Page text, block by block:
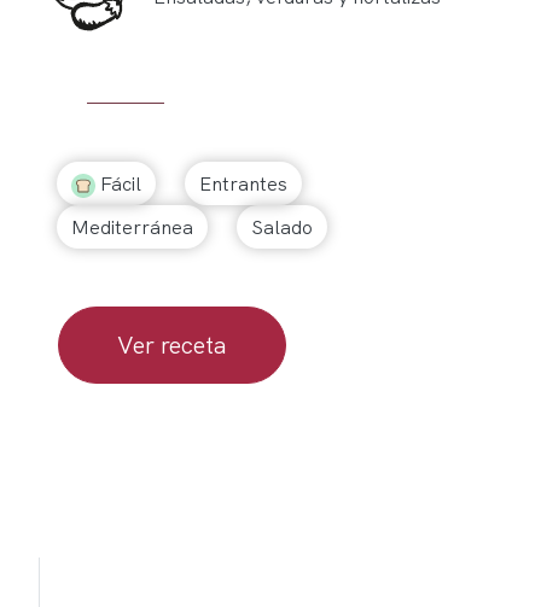
Fácil
Entrantes
Mediterránea
Salado
Ver receta